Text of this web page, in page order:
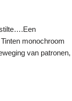
monochroom
van patronen,